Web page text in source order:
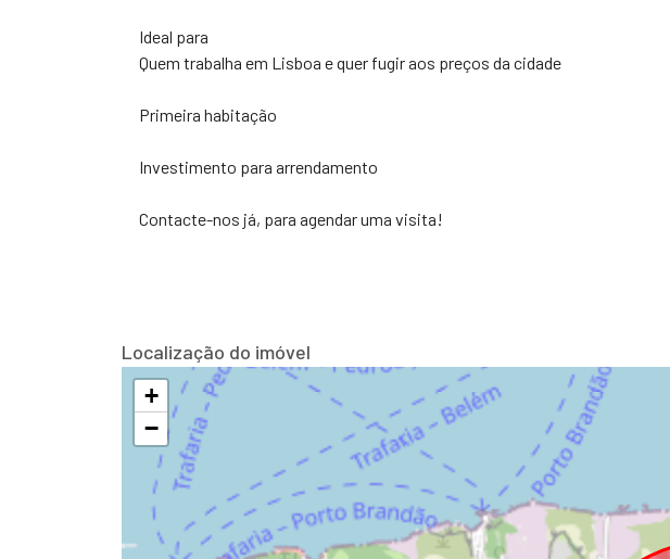
Ideal para
Quem trabalha em Lisboa e quer fugir aos preços da cidade
Primeira habitação
Investimento para arrendamento
Contacte-nos já, para agendar uma visita!
Localização do imóvel
+
−